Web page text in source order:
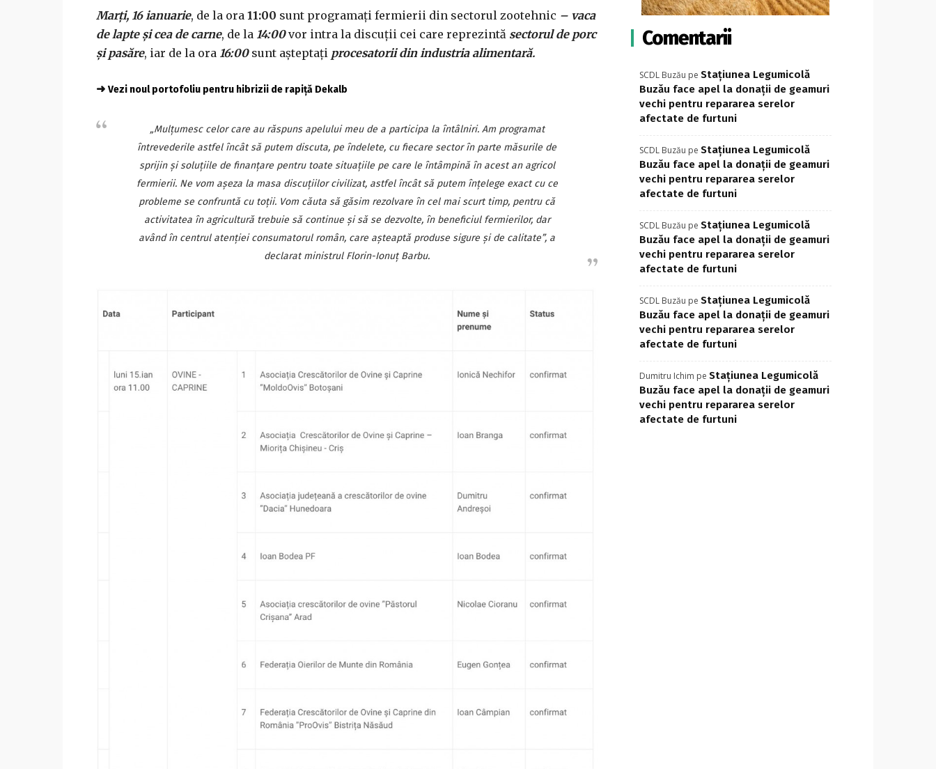
Marți, 16 ianuarie, de la ora 11:00 sunt programați fermierii din sectorul zootehnic – vaca
de lapte și cea de carne, de la 14:00vor intra la discuții cei care reprezintă sectorul de porc
și pasăre, iar de la ora 16:00sunt așteptați procesatorii din industria alimentară.
➜ Vezi noul portofoliu pentru hibrizii de rapiță Dekalb
„Mulțumesc celor care au răspuns apelului meu de a participa la întâlniri. Am programat
întrevederile astfel încât să putem discuta, pe îndelete, cu fiecare sector în parte măsurile de
sprijin și soluțiile de finanțare pentru toate situațiile pe care le întâmpină în acest an agricol
fermierii. Ne vom așeza la masa discuțiilor civilizat, astfel încât să putem înțelege exact cu ce
probleme se confruntă cu toții. Vom căuta să găsim rezolvare în cel mai scurt timp, pentru că
activitatea în agricultură trebuie să continue și să se dezvolte, în beneficiul fermierilor, dar
având în centrul atenției consumatorul român, care așteaptă produse sigure și de calitate”, a
declarat ministrul Florin-Ionuț Barbu.
Comentarii
SCDL Buzău pe Stațiunea Legumicolă
Buzău face apel la donații de geamuri
vechi pentru repararea serelor
afectate de furtuni
SCDL Buzău pe Stațiunea Legumicolă
Buzău face apel la donații de geamuri
vechi pentru repararea serelor
afectate de furtuni
SCDL Buzău pe Stațiunea Legumicolă
Buzău face apel la donații de geamuri
vechi pentru repararea serelor
afectate de furtuni
SCDL Buzău pe Stațiunea Legumicolă
Buzău face apel la donații de geamuri
vechi pentru repararea serelor
afectate de furtuni
Dumitru Ichim pe Stațiunea Legumicolă
Buzău face apel la donații de geamuri
vechi pentru repararea serelor
afectate de furtuni